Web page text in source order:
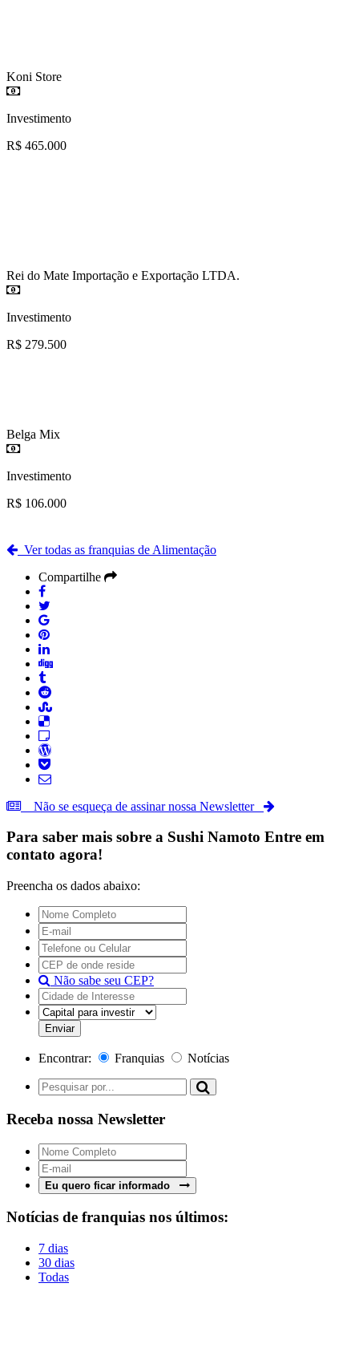
Koni Store
Investimento
R$ 465.000
Rei do Mate Importação e Exportação LTDA.
Investimento
R$ 279.500
Belga Mix
Investimento
R$ 106.000
Ver todas as franquias de Alimentação
Compartilhe
Não se esqueça de assinar nossa Newsletter
Para saber mais sobre a Sushi Namoto Entre em
contato agora!
Preencha os dados abaixo:
Não sabe seu CEP?
Encontrar: Franquias Notícias
Receba nossa Newsletter
Eu quero ficar informado
Notícias de franquias nos últimos:
7 dias
30 dias
Todas